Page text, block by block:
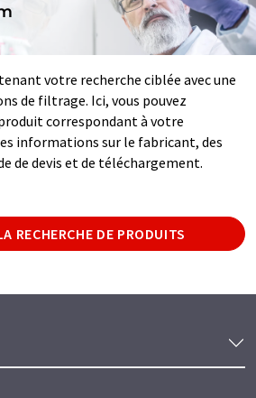
votre recherche ciblée avec une
de filtrage. Ici, vous pouvez
correspondant à votre
informations sur le fabricant, des
de devis et de téléchargement.
RECHERCHE DE PRODUITS